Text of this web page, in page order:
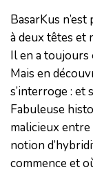
BasarKus
à deux têtes et
Il en a toujours
Mais en
s’interroge : et
Fabuleuse
malicieux entre
notion
commence et